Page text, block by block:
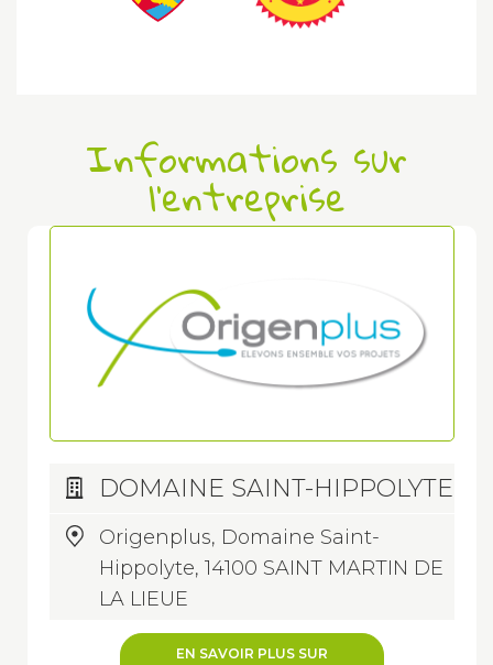
Informations sur
l'entreprise
DOMAINE SAINT-HIPPOLYTE
Origenplus, Domaine Saint-
Hippolyte, 14100 SAINT MARTIN DE
LA LIEUE
EN SAVOIR PLUS SUR